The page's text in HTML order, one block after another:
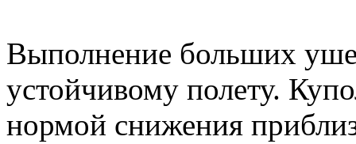
Выполнение больших
устойчивому полету.
нормой снижения